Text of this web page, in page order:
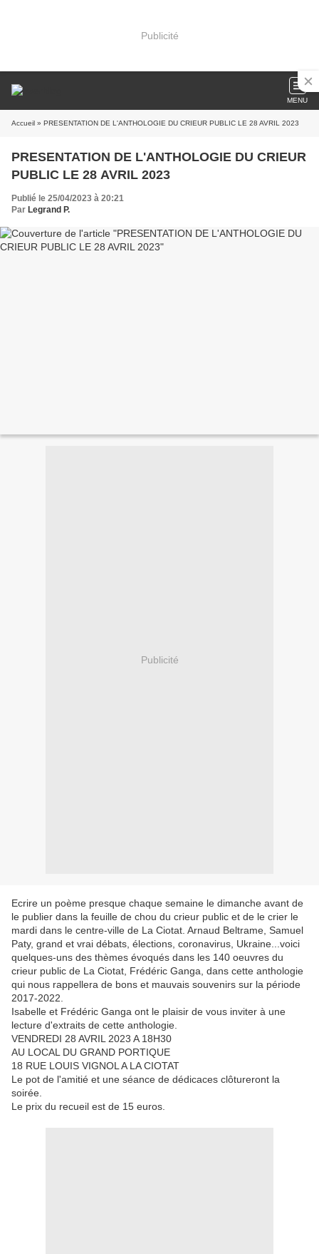
Publicité
MENU
Accueil » PRESENTATION DE L'ANTHOLOGIE DU CRIEUR PUBLIC LE 28 AVRIL 2023
PRESENTATION DE L'ANTHOLOGIE DU CRIEUR
PUBLIC LE 28 AVRIL 2023
Publié le 25/04/2023 à 20:21
Par Legrand P.
Publicité
Ecrire un poème presque chaque semaine le dimanche avant de
le publier dans la feuille de chou du crieur public et de le crier le
mardi dans le centre-ville de La Ciotat. Arnaud Beltrame, Samuel
Paty, grand et vrai débats, élections, coronavirus, Ukraine...voici
quelques-uns des thèmes évoqués dans les 140 oeuvres du
crieur public de La Ciotat, Frédéric Ganga, dans cette anthologie
qui nous rappellera de bons et mauvais souvenirs sur la période
2017-2022.
Isabelle et Frédéric Ganga ont le plaisir de vous inviter à une
lecture d'extraits de cette anthologie.
VENDREDI 28 AVRIL 2023 A 18H30
AU LOCAL DU GRAND PORTIQUE
18 RUE LOUIS VIGNOL A LA CIOTAT
Le pot de l'amitié et une séance de dédicaces clôtureront la
soirée.
Le prix du recueil est de 15 euros.